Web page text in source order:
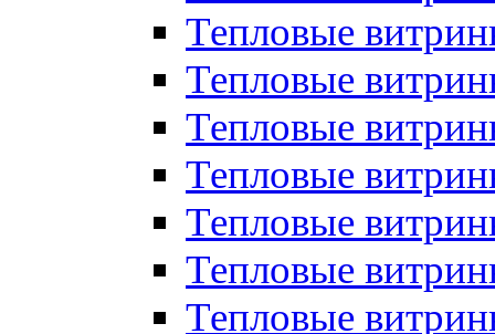
Тепловые
Тепловые
Тепловые
Тепловые
Тепловые
Тепловые
Тепловые